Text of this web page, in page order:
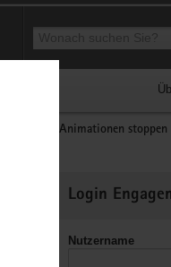
Animationen stoppen
Informationen
Login
Nutzername